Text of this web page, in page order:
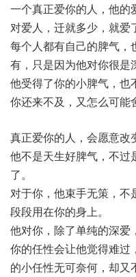
一个真正爱你的人，他的
对爱人，迁就多少，就爱
每个人都有自己的脾气，
有，只是因为他对你很是
他受得了你的小脾气，也
你还来不及，又怎么可能
真正爱你的人，会愿意改
他不是天生好脾气，不过
了。
对于你，他束手无策，不
段段用在你的身上。
他对你，除了单纯的深爱
你的任性会让他觉得难过
的小任性无可奈何，却